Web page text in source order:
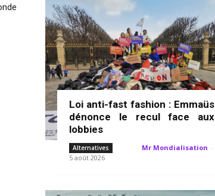
Loi anti-fast fashion : Emmaüs
dénonce le recul face aux
lobbies
Alternatives Mr Mondialisation -
5 août 2026